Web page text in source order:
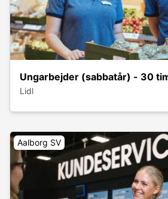
Ungarbejder (sabbatår) - 30
Lidl
Aalborg SV